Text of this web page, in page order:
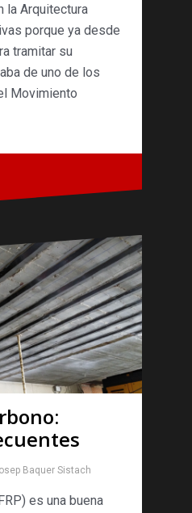
la Arquitectura
porque ya desde
tramitar su
de uno de los
Movimiento
Baquer Sistach
es una buena